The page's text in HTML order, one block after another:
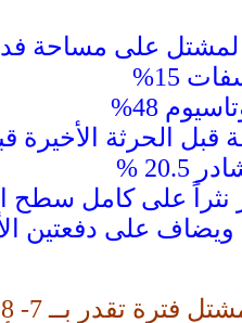
على مساحة فدان ( 4200 متر
الحرثة الأخيرة
على كامل سطح
على دفعتين